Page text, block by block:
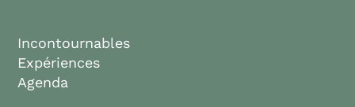
Incontournables
Expériences
Agenda